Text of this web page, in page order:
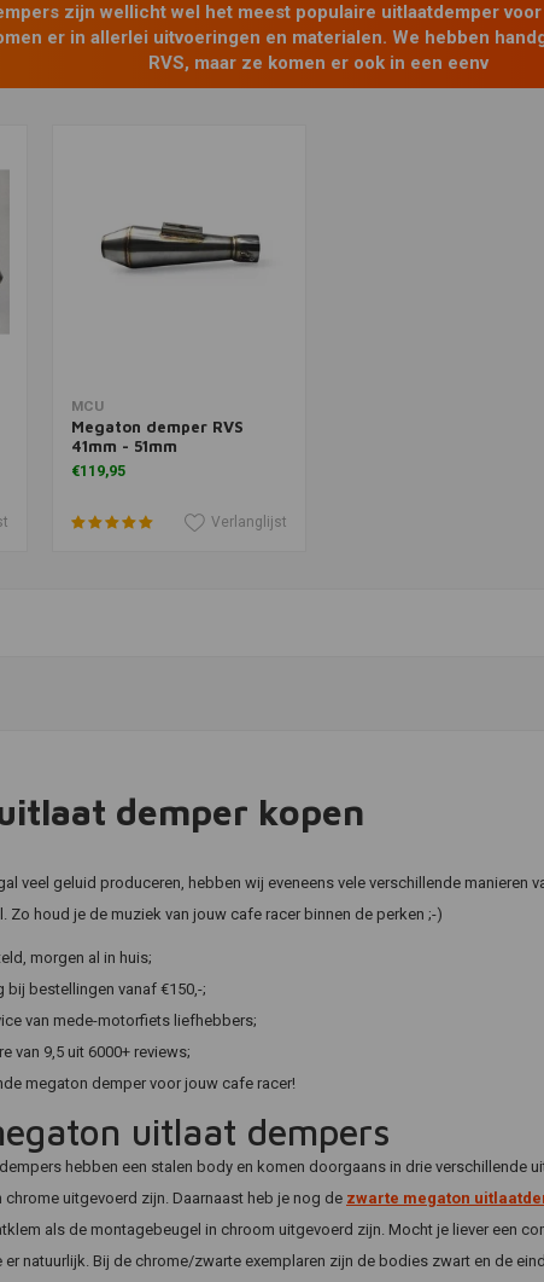
zijn wellicht wel het meest populaire uitlaatdemper
er in allerlei uitvoeringen en materialen. We hebben
RVS, maar ze komen er ook in een eenv
MCU
Megaton demper RVS
41mm - 51mm
€119,95
Verlanglijst
demper kopen
veel geluid produceren, hebben wij eveneens vele verschillende manieren
Zo houd je de muziek van jouw cafe racer binnen de perken ;-)
morgen al in huis;
bij bestellingen vanaf €150,-;
van mede-motorfiets liefhebbers;
van 9,5 uit 6000+ reviews;
megaton demper voor jouw cafe racer!
uitlaat dempers
hebben een stalen body en komen doorgaans in drie verschillende
chrome uitgevoerd zijn. Daarnaast heb je nog de zwarte megaton
als de montagebeugel in chroom uitgevoerd zijn. Mocht je liever een
er natuurlijk. Bij de chrome/zwarte exemplaren zijn de bodies zwart en de